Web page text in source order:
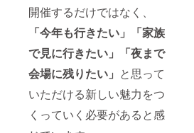
開催するだけではなく、
「今年も行きたい」「家族
で見に行きたい」「夜まで
会場に残りたい」 と思って
いただける新しい魅力をつ
くっていく必要があると感